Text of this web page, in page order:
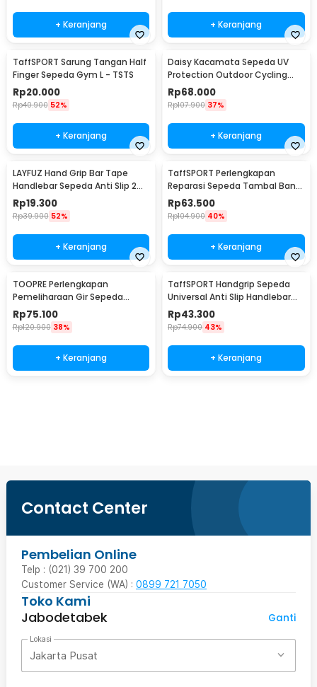
+ Keranjang + Keranjang
TaffSPORT Sarung Tangan Half
Finger Sepeda Gym L - TSTS
Rp20.000
Rp40.900 52%
+ Keranjang
Daisy Kacamata Sepeda UV
Protection Outdoor Cycling
Sunglasses - X7
Rp68.000
Rp107.900 37%
+ Keranjang
LAYFUZ Hand Grip Bar Tape
Handlebar Sepeda Anti Slip 2
Roll - 70616
Rp19.300
Rp39.900 52%
+ Keranjang
TaffSPORT Perlengkapan
Reparasi Sepeda Tambal Ban
16 in 1 - PP06S
Rp63.500
Rp104.900 40%
+ Keranjang
TOOPRE Perlengkapan
Pemeliharaan Gir Sepeda
Hydraulic Brake Bleed Kit - 2021
Rp75.100
Rp120.900 38%
+ Keranjang
TaffSPORT Handgrip Sepeda
Universal Anti Slip Handlebar
Grip - BT1001
Rp43.300
Rp74.900 43%
+ Keranjang
Contact Center
Pembelian Online
Telp : (021) 39 700 200
Customer Service (WA) : 0899 721 7050
Toko Kami
Jabodetabek
Ganti
Lokasi
Jakarta Pusat